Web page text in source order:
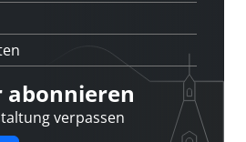
abonnieren
verpassen